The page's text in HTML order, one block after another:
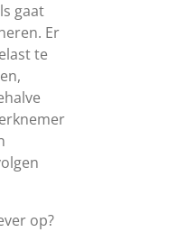
gaat
Er
te
op?